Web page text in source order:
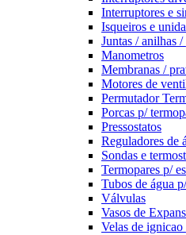
Interruptores e
Isqueiros e
Juntas / anilhas
Manometros
Membranas /
Motores de
Permutador
Porcas p/
Pressostatos
Reguladores de
Sondas e
Termopares p/
Tubos de água
Válvulas
Vasos de
Velas de ignicao